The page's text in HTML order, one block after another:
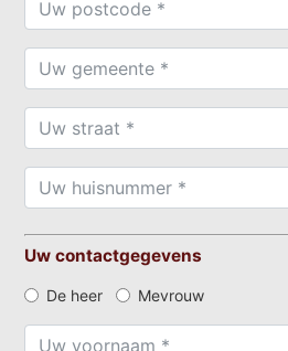
Uw contactgegevens
De heer Mevrouw